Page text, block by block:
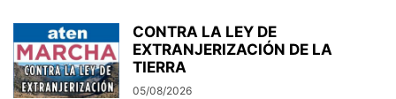
CONTRA LA LEY DE
EXTRANJERIZACIÓN DE LA
TIERRA
05/08/2026